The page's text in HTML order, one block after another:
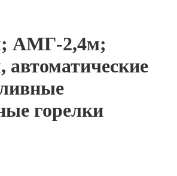
АМГ-2,4м;
горелки